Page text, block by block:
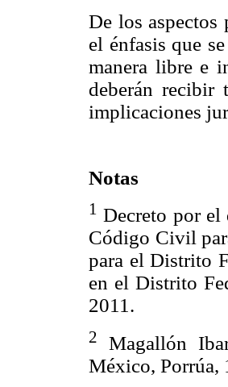
De los aspectos
el énfasis que
manera libre e
deberán recibir
implicaciones
Notas
1 Decreto por el
Código Civil
para el Distrito
en el Distrito
2011.
2
Magallón
México,